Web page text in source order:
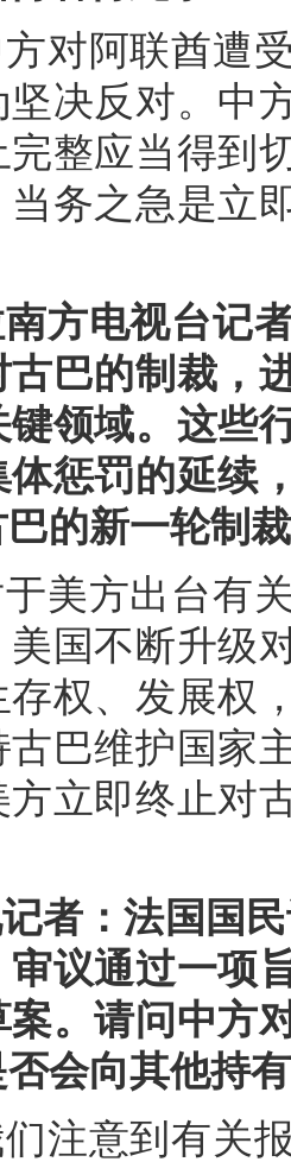
对阿联酋遭
坚决反对。中
完整应当得到
务之急是立
方电视台记
巴的制裁，
领域。这些
惩罚的延续
的新一轮制
美方出台有
国不断升级
权、发展权
古巴维护国家
方立即终止对
者：法国国
议通过一项
案。请问中方
会向其他持
注意到有关